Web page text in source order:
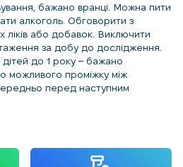
бажано вранці. Можна пити
алкоголь. Обговорити з
ліків або добавок. Виключити
за добу до дослідження.
до 1 року – бажано
можливого проміжку між
перед наступним